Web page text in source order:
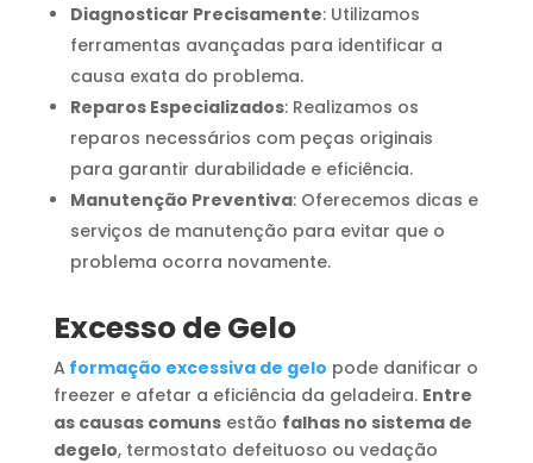
Diagnosticar Precisamente: Utilizamos
ferramentas avançadas para identificar a
causa exata do problema.
Reparos Especializados: Realizamos os
reparos necessários com peças originais
para garantir durabilidade e eficiência.
Manutenção Preventiva: Oferecemos dicas e
serviços de manutenção para evitar que o
problema ocorra novamente.
Excesso de Gelo
A formação excessiva de gelo pode danificar o
freezer e afetar a eficiência da geladeira. Entre
as causas comunsestão falhas no sistema de
degelo, termostato defeituoso ou vedação